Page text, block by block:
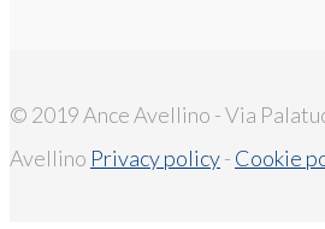
© 2019 Ance Avellino - Via
Avellino Privacy policy- Cookie